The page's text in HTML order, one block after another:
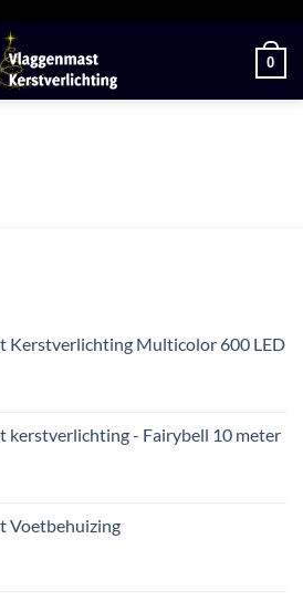
0
Kerstverlichting Multicolor 600 LED
kerstverlichting - Fairybell 10 meter
Voetbehuizing